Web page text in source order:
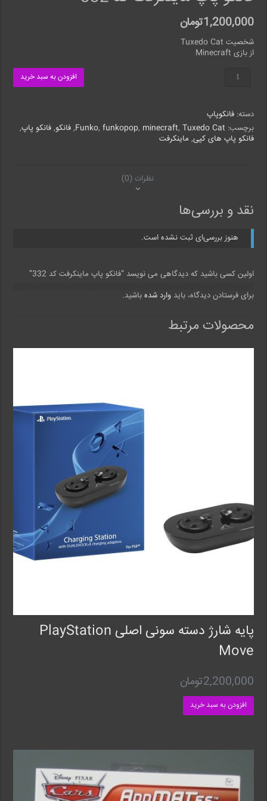
1,200,000تومان
شخصیت Tuxedo Cat
از بازی Minecraft
332
عدد
افزودن به سبد خرید
دسته:فانکوپاپ
برچسب:
Funko, funkopop, minecraft, Tuxedo Cat
,فانکو,فانکو پاپ,
فانکو پاپ های کپی, ماینکرفت
نظرات (0)
نقد و بررسی‌ها
هنوز بررسی‌ای ثبت نشده است.
اولین کسی باشید که دیدگاهی می نویسد “فانکو پاپ ماینکرفت کد 332”
برای فرستادن دیدگاه، بایدوارد شده باشید.
محصولات مرتبط
پایه شارژ دسته سونی اصلی PlayStation
Move
2,200,000تومان
افزودن به سبد خرید